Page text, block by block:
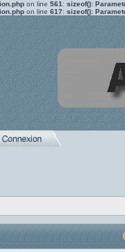
on line 561 : sizeof():
on line 617: sizeof():